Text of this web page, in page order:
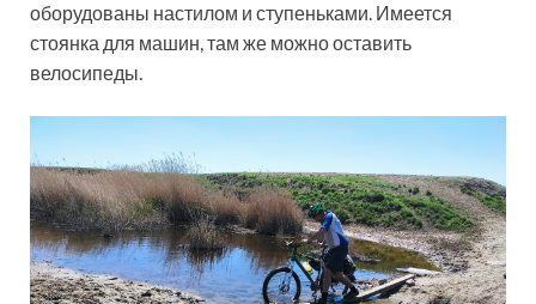
оборудованы настилом и ступеньками. Имеется
стоянка для машин, там же можно оставить
велосипеды.